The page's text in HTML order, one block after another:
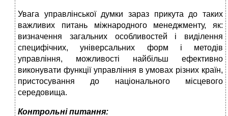
Увага управлінської думки зараз прикута до таких
важливих питань міжнародного менеджменту, як:
визначення загальних особливостей і виділення
специфічних, універсальних форм і методів
управління, можливості найбільш ефективно
виконувати функції управління в умовах різних країн,
пристосування до національного місцевого
середовища.
Контрольні питання: